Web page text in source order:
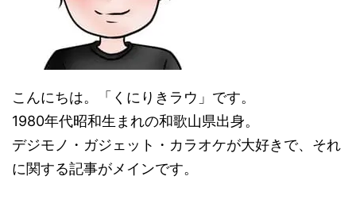
こんにちは。「くにりきラウ」です。
1980年代昭和生まれの和歌山県出身。
デジモノ・ガジェット・カラオケが大好きで、それ
に関する記事がメインです。